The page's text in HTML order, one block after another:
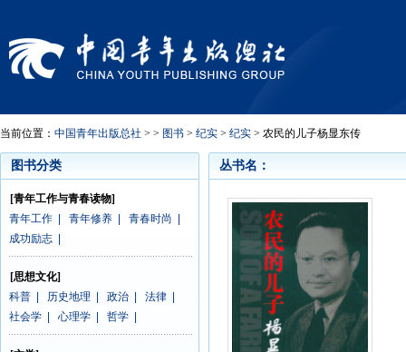
当前位置： 中国青年出版总社 > > 图书 > 纪实 > 纪实 > 农民的儿子杨显东传
图书分类
[青年工作与青春读物]
青年工作
青年修养 青春时尚
成功励志
[思想文化]
科普
历史地理 政治 法律
社会学
心理学 哲学
丛书名：